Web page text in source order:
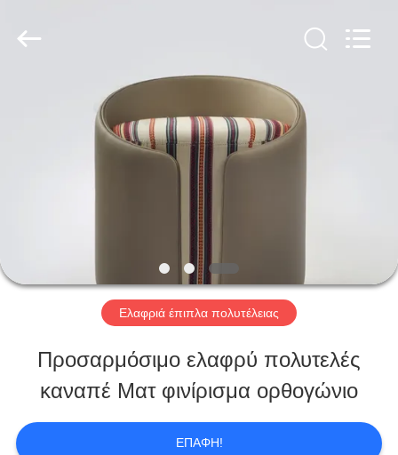
ΕΜΦΆΝΙΣΗ
ΣΧΕΤΙΚΆ
ΜΕ
ZENCO.
Ελαφριά έπιπλα πολυτέλειας
Προσαρμόσιμο ελαφρύ πολυτελές
καναπέ Ματ φινίρισμα ορθογώνιο
ΕΠΑΦΉ!